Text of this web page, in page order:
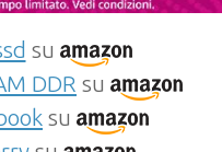
su
DDR su
su